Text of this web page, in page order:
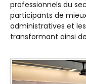
professionnels du
participants de
administratives et
transformant ainsi